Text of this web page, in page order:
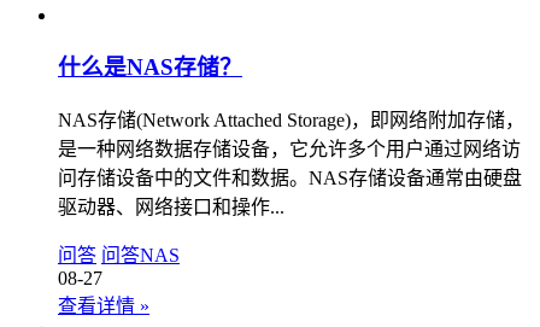
什么是NAS存储？
NAS存储(Network Attached Storage)，即网络附加存储，
是一种网络数据存储设备，它允许多个用户通过网络访
问存储设备中的文件和数据。NAS存储设备通常由硬盘
驱动器、网络接口和操作...
问答 问答NAS
08-27
查看详情 »